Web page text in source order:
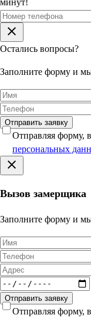
минут!
Остались вопросы?
Заполните форму и
Отправить заявку
Отправляя форму,
персональных
Вызов замерщика
Заполните форму и
Отправить заявку
Отправляя форму,